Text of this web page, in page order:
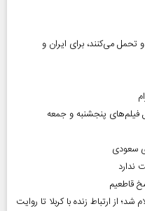
می‌کنند، برای ایران و
فیلم‌های پنجشنبه و جمعه
سعودی
ندارد
قاطعیم
از ارتباط زنده با کربلا تا روایت